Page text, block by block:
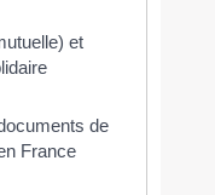
et
de
France